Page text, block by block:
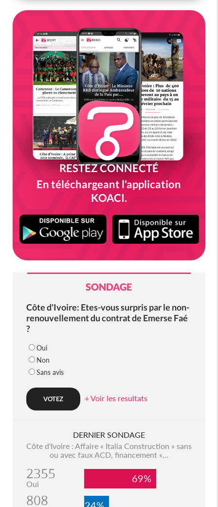
RESTEZ CONNECTÉ
En téléchargeant l'application
KOACI.
SONDAGE
Côte d'Ivoire: Etes-vous surpris par le non-
renouvellement du contrat de Emerse Faé
?
Oui
Non
Sans avis
+ Voir les resultats
DERNIER SONDAGE
Côte d'Ivoire : Affaire « Italia Construction » sans
ou avec faux ACD, financement «...
2355
Oui 69%
808